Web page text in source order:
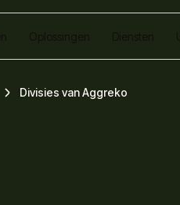
Divisies van Aggreko